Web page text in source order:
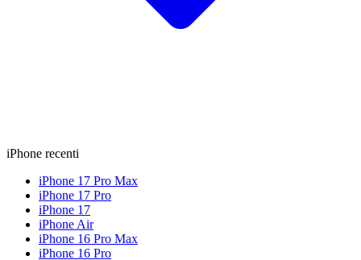
iPhone recenti
iPhone 17 Pro Max
iPhone 17 Pro
iPhone 17
iPhone Air
iPhone 16 Pro Max
iPhone 16 Pro